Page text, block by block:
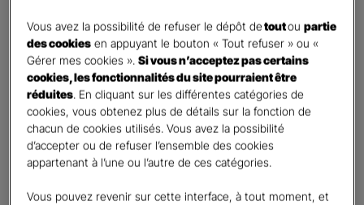
Etes-vous déjà titulaire d’un contrat Retraite ? *
Oui
Non
Quel est votre statut professionnel ? *
TNS (Travailleur non salarié)
Salarié
Autre
Vous avez la possibilité de refuser le dépôt detoutoupartie
des cookies en appuyant le bouton « Tout refuser » ou «
Gérer mes cookies ».Si vous n’acceptez pas certains
cookies, les fonctionnalités du site pourraient être
réduites . En cliquant sur les différentes catégories de
cookies, vous obtenez plus de détails sur la fonction de
chacun de cookies utilisés. Vous avez la possibilité
d’accepter ou de refuser l’ensemble des cookies
appartenant à l’une ou l’autre de ces catégories.
Vous pouvez revenir sur cette interface, à tout moment, et